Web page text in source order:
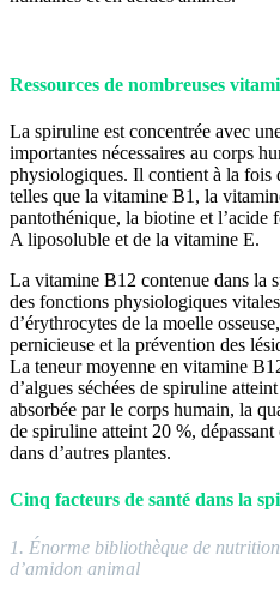
Ressources de nombreuses
La spiruline est concentrée avec
importantes nécessaires au corps
physiologiques. Il contient à la fois
telles que la vitamine B1, la
pantothénique, la biotine et
A liposoluble et de la vitamine E.
La vitamine B12 contenue dans la
des fonctions physiologiques
d’érythrocytes de la moelle
pernicieuse et la prévention des
La teneur moyenne en vitamine
d’algues séchées de spiruline
absorbée par le corps humain, la
de spiruline atteint 20 %,
dans d’autres plantes.
Cinq facteurs de santé dans la
1. Énorme bibliothèque de
d’amidon animal